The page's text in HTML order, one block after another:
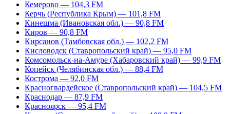
Кемерово — 104,3 FM
Керчь (Республика Крым) — 101,8 FM
Кинешма (Ивановская обл.) — 90,8 FM
Киров — 90,8 FM
Кирсанов (Тамбовская обл.) — 102,2 FM
Кисловодск (Ставропольский край) — 95,0 FM
Комсомольск-на-Амуре (Хабаровский край) — 99,9 FM
Копейск (Челябинская обл.) — 88,4 FM
Кострома — 92,0 FM
Красногвардейское (Ставропольский край) — 104,5 FM
Краснодар — 87,9 FM
Красноярск — 95,4 FM